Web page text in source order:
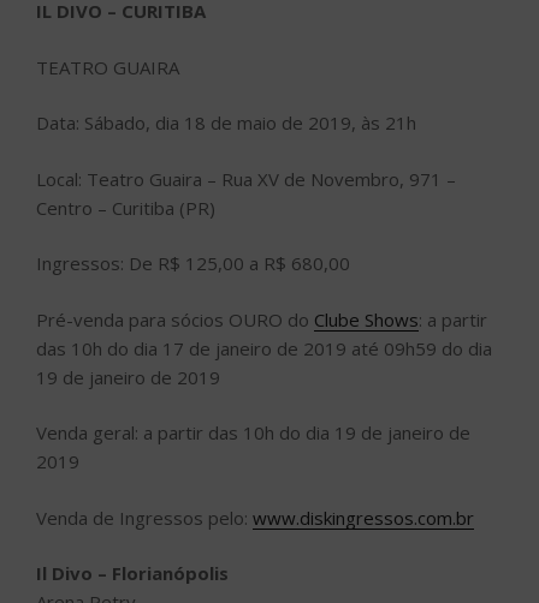
IL DIVO – CURITIBA
TEATRO GUAIRA
Data: Sábado, dia 18 de maio de 2019, às 21h
Local: Teatro Guaira – Rua XV de Novembro, 971 –
Centro – Curitiba (PR)
Ingressos: De R$ 125,00 a R$ 680,00
Pré-venda para sócios OURO do Clube Shows: a partir
das 10h do dia 17 de janeiro de 2019 até 09h59 do dia
19 de janeiro de 2019
Venda geral: a partir das 10h do dia 19 de janeiro de
2019
Venda de Ingressos pelo: www.diskingressos.com.br
Il Divo – Florianópolis